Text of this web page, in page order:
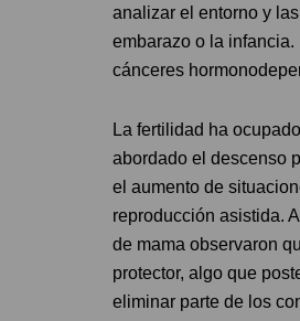
analizar el entorno y
embarazo o la
cánceres
La fertilidad ha
abordado el descenso
el aumento de
reproducción asistida.
de mama observaron
protector, algo que
eliminar parte de los